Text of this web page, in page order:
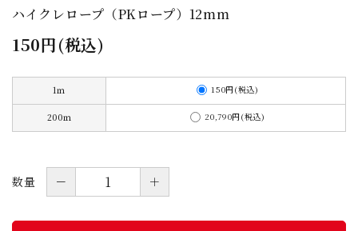
特定商取引法について
ハイクレロープ（PKロープ）12mm
150円(税込)
1ｍ 150円(税込)
200ｍ 20,790円(税込)
数量 － ＋